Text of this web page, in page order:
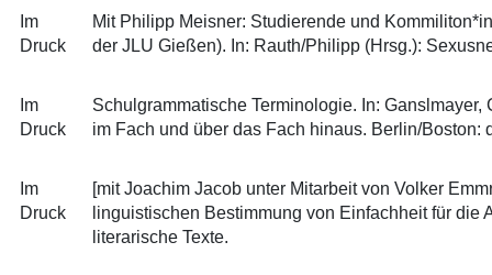
Im
Druck
Mit Philipp Meisner: Studierende und
der JLU Gießen). In: Rauth/Philipp (Hrsg.):
Im
Druck
Schulgrammatische Terminologie. In:
im Fach und über das Fach hinaus. Berlin/Boston:
Im
Druck
[mit Joachim Jacob unter Mitarbeit von Volker
linguistischen Bestimmung von Einfachheit für
literarische Texte.